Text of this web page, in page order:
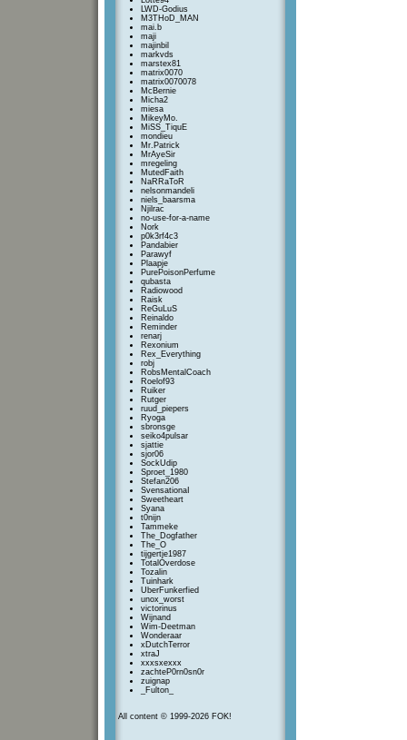
LWD-Godius
M3THoD_MAN
mai.b
maji
majinbil
markvds
marstex81
matrix0070
matrix0070078
McBernie
Micha2
miesa
MikeyMo.
MiSS_TiquE
mondieu
Mr.Patrick
MrAyeSir
mregeling
MutedFaith
NaRRaToR
nelsonmandeli
niels_baarsma
Njilrac
no-use-for-a-name
Nork
p0k3rf4c3
Pandabier
Parawyf
Plaapje
PurePoisonPerfume
qubasta
Radiowood
Raisk
ReGuLuS
Reinaldo
Reminder
renarj
Rexonium
Rex_Everything
robj
RobsMentalCoach
Roelof93
Ruiker
Rutger
ruud_piepers
Ryoga
sbronsge
seiko4pulsar
sjattie
sjor06
SockUdip
Sproet_1980
Stefan206
SvensationaI
Sweetheart
Syana
t0nijn
Tammeke
The_Dogfather
The_O
tijgertje1987
TotalOverdose
Tozalin
Tuinhark
UberFunkerfied
unox_worst
victorinus
Wijnand
Wim-Deetman
Wonderaar
xDutchTerror
xtraJ
xxxsxexxx
zachteP0rn0sn0r
zuignap
_Fulton_
All content © 1999-2026 FOK!